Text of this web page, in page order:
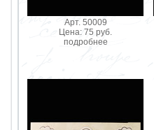
Арт. 50009
Цена: 75 руб.
подробнее